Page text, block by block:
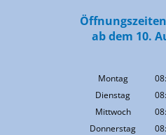
ab dem 10.
Montag
Dienstag
Mittwoch
Donnerstag